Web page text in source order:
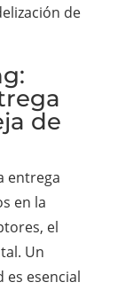
de
de
entrega
en la
el
Un
es esencial